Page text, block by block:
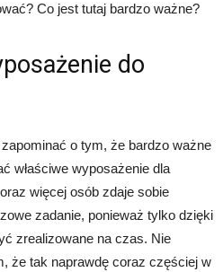
Co jest tutaj bardzo ważne?
do
o tym, że bardzo ważne
właściwe wyposażenie dla
więcej osób zdaje sobie
zadanie, ponieważ tylko dzięki
zrealizowane na czas. Nie
że tak naprawdę coraz częściej w